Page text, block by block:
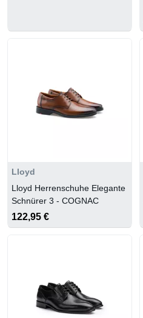
Lloyd
Lloyd Herrenschuhe Elegante
Schnürer 3 - COGNAC
122,95 €